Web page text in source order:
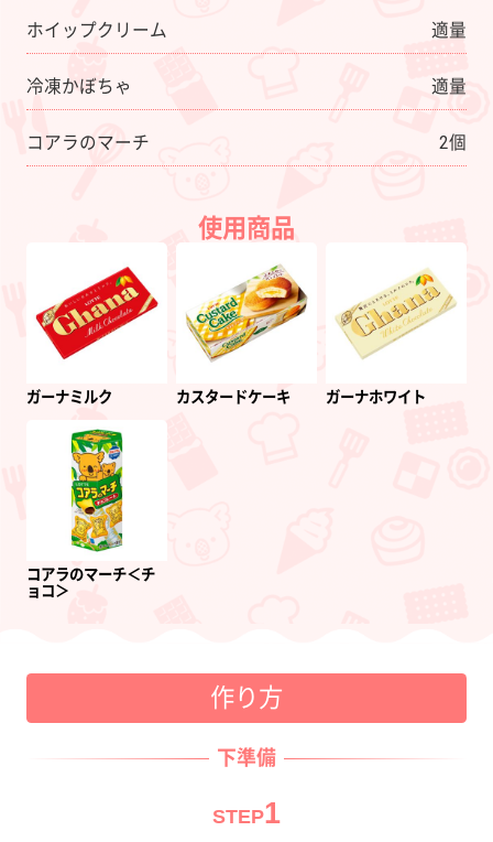
ホイップクリーム
適量
冷凍かぼちゃ 適量
コアラのマーチ 2個
使用商品
ガーナミルク カスタードケーキ ガーナホワイト
コアラのマーチ＜チ
ョコ＞
作り方
下準備
STEP1